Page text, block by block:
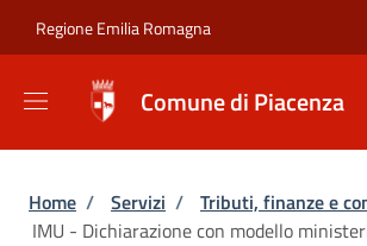
Regione Emilia Romagna
Comune di Piacenza
Briciole di pane
Home / Servizi / Tributi, finanze e
IMU - Dichiarazione con modello